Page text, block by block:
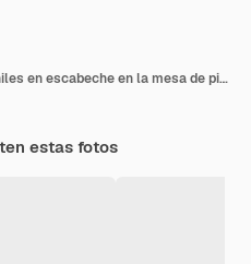
Tazón de fuente rosa de chiles en escabeche en la mesa de piedra.
estas fotos